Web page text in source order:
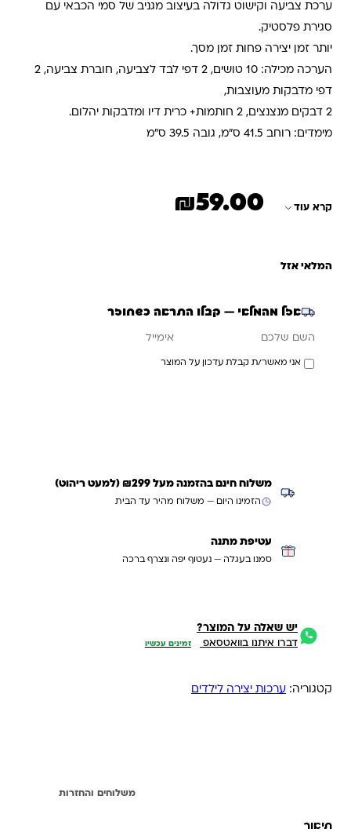
ערכת צביעה וקישוט גדולה בעיצוב מגניב של סמי הכבאי עם
סגירת פלסטיק.
יותר זמן יצירה פחות זמן מסך.
הערכה מכילה: 10 טושים, 2 דפי לבד לצביעה, חוברת צביעה, 2
דפי מדבקות מעוצבות,
2 דבקים מנצנצים, 2 חותמות+ כרית דיו ומדבקות יהלום.
מימדים: רוחב 41.5 ס”מ, גובה 39.5 ס”מ
קרא עוד ₪59.00
המלאי אזל
אזל מהמלאי — קבלו התראה כשחוזר
אני מאשר/ת קבלת עדכון על המוצר
משלוח חינם בהזמנה מעל ₪299 (למעט ריהוט)
הזמינו היום — משלוח מהיר עד הבית
עטיפת מתנה
סמנו בעגלה — נעטוף יפה ונצרף ברכה
יש שאלה על המוצר?
דברו איתנו בוואטסאפ זמינים עכשיו
קטגוריה: ערכות יצירה לילדים
משלוחים והחזרות
תיאור